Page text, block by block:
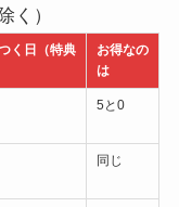
く）
く日（特典
お得なの
は
5と0
同じ